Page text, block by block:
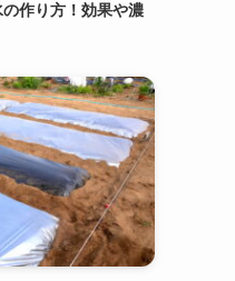
作り方！効果や濃